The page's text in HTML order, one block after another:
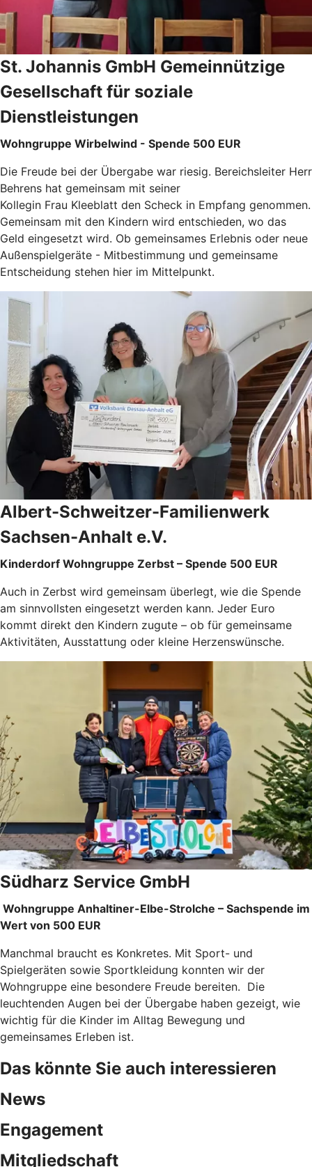
St. Johannis GmbH Gemeinnützige
Gesellschaft für soziale
Dienstleistungen
Wohngruppe Wirbelwind - Spende 500 EUR
Die Freude bei der Übergabe war riesig. Bereichsleiter Herr
Behrens hat gemeinsam mit seiner
Kollegin Frau Kleeblatt den Scheck in Empfang genommen.
Gemeinsam mit den Kindern wird entschieden, wo das
Geld eingesetzt wird. Ob gemeinsames Erlebnis oder neue
Außenspielgeräte - Mitbestimmung und gemeinsame
Entscheidung stehen hier im Mittelpunkt.
Albert-Schweitzer-Familienwerk
Sachsen-Anhalt e.V.
Kinderdorf Wohngruppe Zerbst – Spende 500 EUR
Auch in Zerbst wird gemeinsam überlegt, wie die Spende
am sinnvollsten eingesetzt werden kann. Jeder Euro
kommt direkt den Kindern zugute – ob für gemeinsame
Aktivitäten, Ausstattung oder kleine Herzenswünsche.
Südharz Service GmbH
Wohngruppe Anhaltiner-Elbe-Strolche – Sachspende im
Wert von 500 EUR
Manchmal braucht es Konkretes. Mit Sport- und
Spielgeräten sowie Sportkleidung konnten wir der
Wohngruppe eine besondere Freude bereiten. Die
leuchtenden Augen bei der Übergabe haben gezeigt, wie
wichtig für die Kinder im Alltag Bewegung und
gemeinsames Erleben ist.
Das könnte Sie auch interessieren
News
Engagement
Mitgliedschaft